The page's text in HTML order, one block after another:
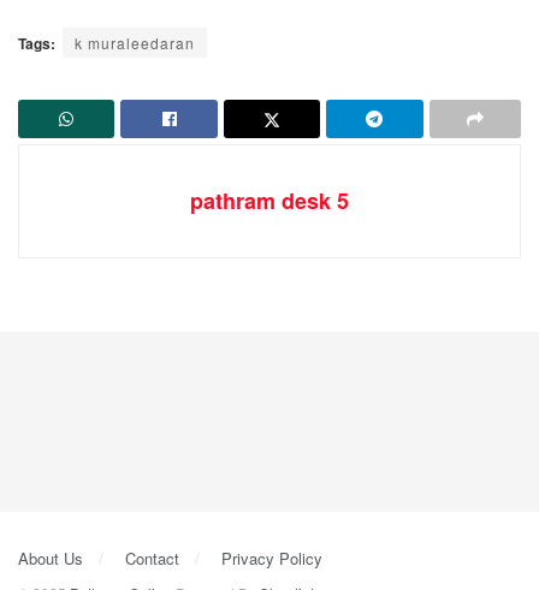
Tags: k muraleedaran
pathram desk 5
About Us Contact Privacy Policy